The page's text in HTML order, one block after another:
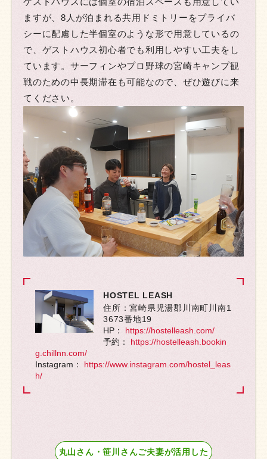
ますが、8人が泊まれる共用ドミトリーをプライバ
シーに配慮した半個室のような形で用意しているの
で、ゲストハウス初心者でも利用しやすい工夫をし
ています。サーフィンやプロ野球の宮崎キャンプ観
戦のための中長期滞在も可能なので、ぜひ遊びに来
てください。
HOSTEL LEASH
住所：宮崎県児湯郡川南町川南1
3673番地19
HP：
https://hostelleash.com/
予約：
https://hostelleash.bookin
g.chillnn.com/
Instagram：
https://www.instagram.com/hostel_leas
h/
丸山さん・笹川さんご夫妻が活用した